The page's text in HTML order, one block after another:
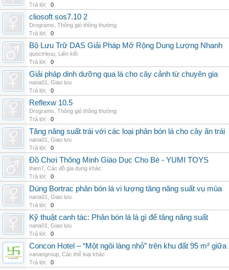
Trả lời:
0
cliosoft sos7.10 2
Drograms Thông gió thông thường
Trả lời:
0
Bộ Lưu Trữ DAS Giải Pháp Mở Rộng Dung Lượng Nhanh
quoctrieuu Liên kết
Trả lời:
0
Giải pháp dinh dưỡng qua lá cho cây cảnh từ chuyên gia
nana01
Giao lưu
Trả lời:
0
Reflexw 10.5
Drograms Thông gió thông thường
Trả lời:
0
Tăng năng suất trái với các loại phân bón lá cho cây ăn trái
nana01
Giao lưu
Trả lời:
0
Đồ Chơi Thông Minh Giáo Dục Cho Bé - YUMI TOYS
thien7 Các đồ gia dụng khác
Trả lời:
0
Dùng Bortrac phân bón lá vi lượng tăng năng suất vụ mùa
nana01
Giao lưu
Trả lời:
0
Kỹ thuật canh tác: Phân bón lá là gì để tăng năng suất
nana01
Giao lưu
Trả lời:
0
Concon Hotel – “Một ngôi làng nhỏ” trên khu đất 95 m²
vanangroup Các thể loại khác
Trả lời:
0